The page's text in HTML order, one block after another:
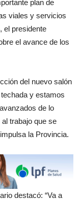
plan de
viales y servicios
, el presidente
el avance de los
del nuevo salón
y estamos
de lo
trabajo que se
la Provincia.
destacó: “Va a